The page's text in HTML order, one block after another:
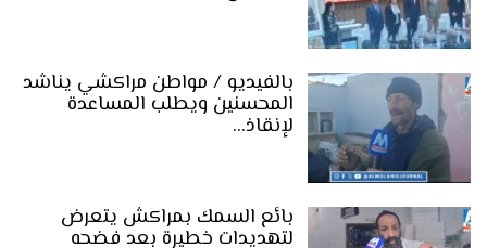
بالفيديو / مواطن مراكشي يناشد
المحسنين ويطلب المساعدة
لإنقاذ…
بائع السمك بمراكش يتعرض
لتهديدات خطيرة بعد فضحه